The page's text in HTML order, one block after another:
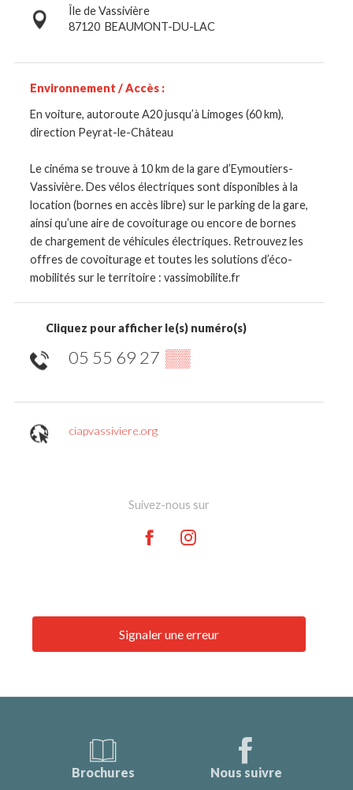
Île de Vassivière
87120 BEAUMONT-DU-LAC
Environnement / Accès :
En voiture, autoroute A20 jusqu’à Limoges (60 km),
direction Peyrat-le-Château
Le cinéma se trouve à 10 km de la gare d’Eymoutiers-
Vassivière. Des vélos électriques sont disponibles à la
location (bornes en accès libre) sur le parking de la gare,
ainsi qu’une aire de covoiturage ou encore de bornes
de chargement de véhicules électriques. Retrouvez les
offres de covoiturage et toutes les solutions d’éco-
mobilités sur le territoire : vassimobilite.fr
Cliquez pour afficher le(s) numéro(s)
05 55 69 27 ▒▒
ciapvassiviere.org
Suivez-nous sur
Signaler une erreur
Brochures Nous suivre